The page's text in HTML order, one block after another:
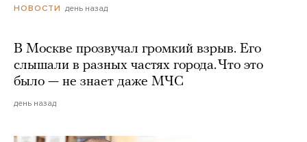
НОВОСТИ день назад
В Москве прозвучал громкий взрыв. Его
слышали в разных частях города. Что это
было — не знает даже МЧС
день назад